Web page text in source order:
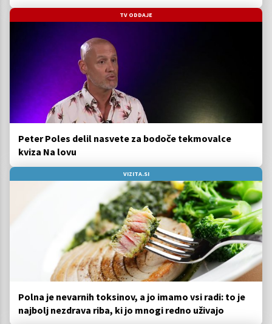
TV ODDAJE
Peter Poles delil nasvete za bodoče tekmovalce
kviza Na lovu
VIZITA.SI
Polna je nevarnih toksinov, a jo imamo vsi radi: to je
najbolj nezdrava riba, ki jo mnogi redno uživajo